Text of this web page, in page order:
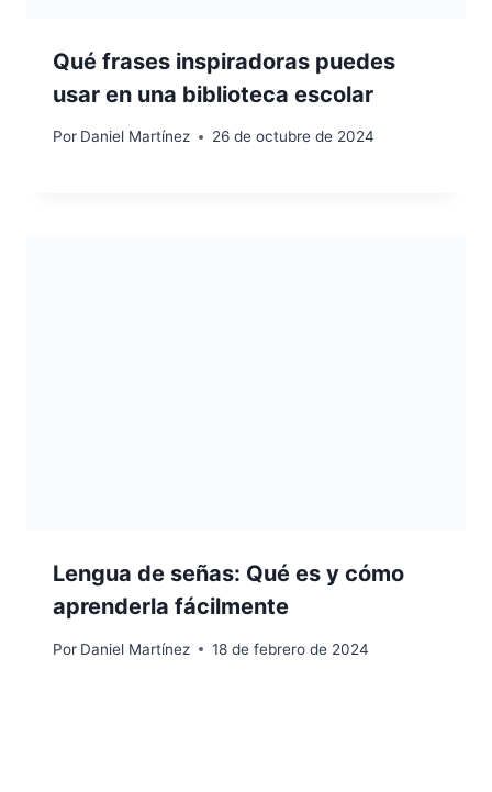
Qué frases inspiradoras puedes
usar en una biblioteca escolar
Por Daniel Martínez 26 de octubre de 2024
Lengua de señas: Qué es y cómo
aprenderla fácilmente
Por Daniel Martínez 18 de febrero de 2024